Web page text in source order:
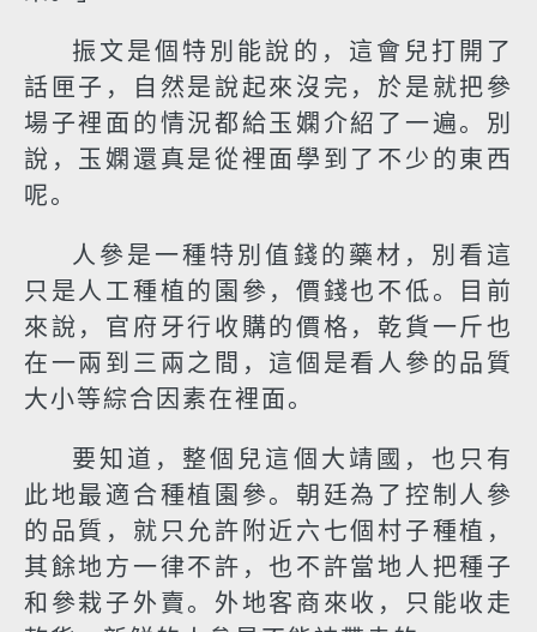
振文是個特別能說的，這會兒打開了
話匣子，自然是說起來沒完，於是就把參
場子裡面的情況都給玉嫻介紹了一遍。別
說，玉嫻還真是從裡面學到了不少的東西
呢。
人參是一種特別值錢的藥材，別看這
只是人工種植的園參，價錢也不低。目前
來說，官府牙行收購的價格，乾貨一斤也
在一兩到三兩之間，這個是看人參的品質
大小等綜合因素在裡面。
要知道，整個兒這個大靖國，也只有
此地最適合種植園參。朝廷為了控制人參
的品質，就只允許附近六七個村子種植，
其餘地方一律不許，也不許當地人把種子
和參栽子外賣。外地客商來收，只能收走